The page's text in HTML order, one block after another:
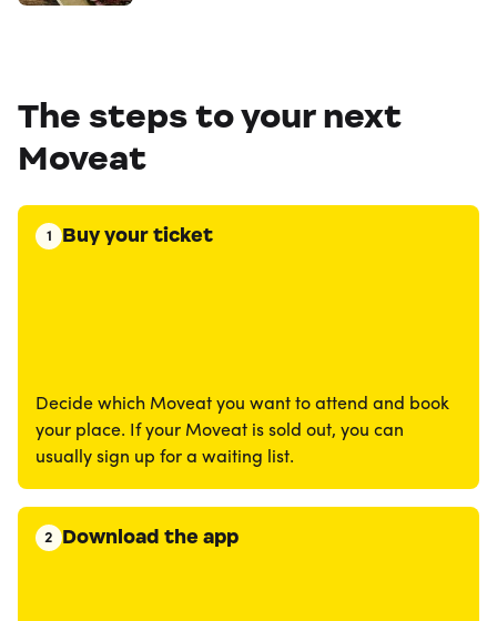
The steps to your next
Moveat
1 Buy your ticket
Decide which Moveat you want to attend and book
your place. If your Moveat is sold out, you can
usually sign up for a waiting list.
2 Download the app